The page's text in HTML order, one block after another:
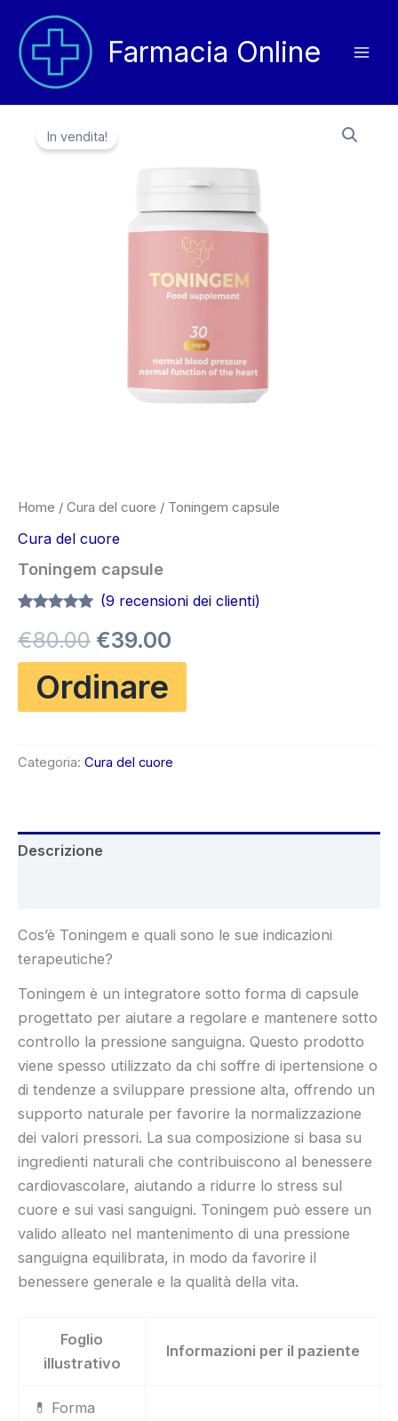
contenuto
Farmacia Online
In vendita!
Home / Cura del cuore / Toningem capsule
Cura del cuore
Toningem capsule
su 5 su
base di
recensioni
(9recensioni dei clienti)
€80.00 Il
prezzo
originale
€39.00
attuale
Ordinare
Categoria: Cura del cuore
Descrizione
Cos’è Toningem e quali sono le sue indicazioni
terapeutiche?
Toningem è un integratore sotto forma di capsule
progettato per aiutare a regolare e mantenere sotto
controllo la pressione sanguigna. Questo prodotto
viene spesso utilizzato da chi soffre di ipertensione o
di tendenze a sviluppare pressione alta, offrendo un
supporto naturale per favorire la normalizzazione
dei valori pressori. La sua composizione si basa su
ingredienti naturali che contribuiscono al benessere
cardiovascolare, aiutando a ridurre lo stress sul
cuore e sui vasi sanguigni. Toningem può essere un
valido alleato nel mantenimento di una pressione
sanguigna equilibrata, in modo da favorire il
benessere generale e la qualità della vita.
Foglio
illustrativo
Informazioni per il paziente
💊 Forma